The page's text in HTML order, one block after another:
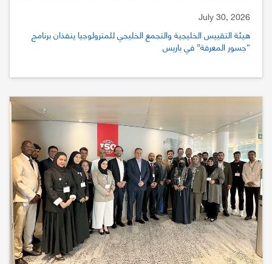
July 30, 2026
هيئة التقييس الخليجية والتجمع الخليجي للمترولوجيا ينفذان برنامج
“جسور المعرفة” في باريس